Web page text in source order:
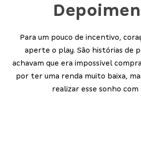
Para um pouco de incentivo,
aperte o play. São histórias de
achavam que era impossível
por ter uma renda muito baixa,
realizar esse sonho com